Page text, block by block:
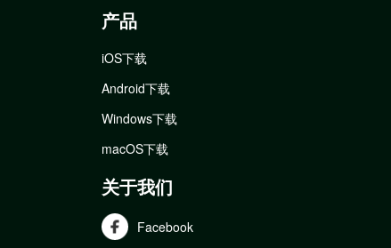
产品
iOS下载
Android下载
Windows下载
macOS下载
关于我们
Facebook